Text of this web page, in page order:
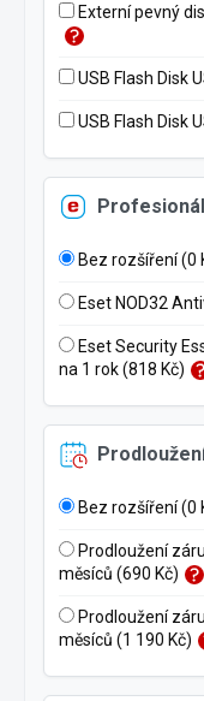
Externí pevný
USB Flash Disk
USB Flash Disk
Bez rozšíření (0
Eset NOD32
Eset Security
na 1 rok (818 Kč)
Bez rozšíření (0
Prodloužení
měsíců (690 Kč)
Prodloužení
měsíců (1 190 Kč)